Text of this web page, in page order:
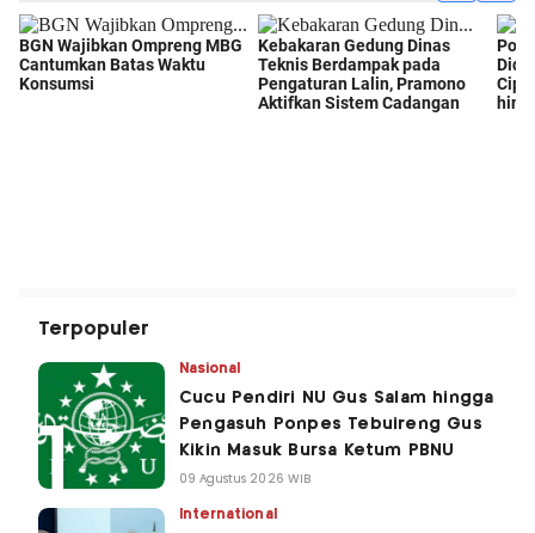
Terpopuler
Nasional
Cucu Pendiri NU Gus Salam hingga
Pengasuh Ponpes Tebuireng Gus
Kikin Masuk Bursa Ketum PBNU
09 Agustus 2026 WIB
International